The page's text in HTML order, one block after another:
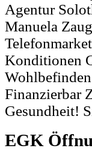
Agentur
Manuela
Konditionen
Finanzierbar
Gesundheit!
EGK